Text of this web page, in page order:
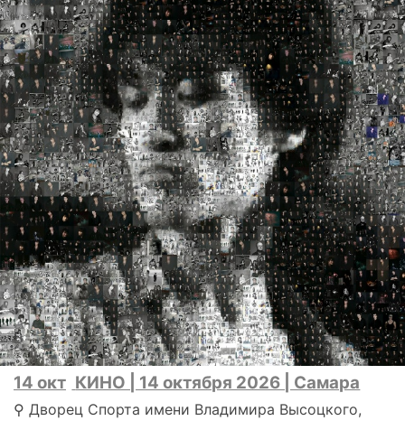
14 окт КИНО | 14 октября 2026 | Самара
⚲ Дворец Спорта имени Владимира Высоцкого,